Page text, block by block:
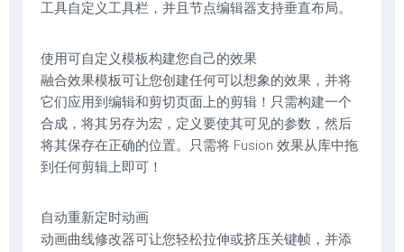
工具自定义工具栏，并且节点编辑器支持垂直布局。
使用可自定义模板构建您自己的效果
融合效果模板可让您创建任何可以想象的效果，并将
它们应用到编辑和剪切页面上的剪辑！只需构建一个
合成，将其另存为宏，定义要使其可见的参数，然后
将其保存在正确的位置。只需将 Fusion 效果从库中拖
到任何剪辑上即可！
自动重新定时动画
动画曲线修改器可让您轻松拉伸或挤压关键帧，并添